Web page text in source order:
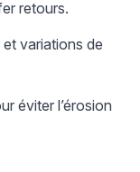
retours.
variations de
éviter l’érosion